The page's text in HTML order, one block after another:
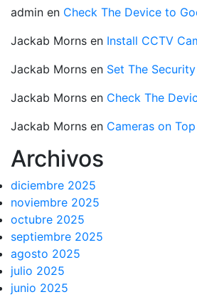
admin en Check The Device to
Jackab Morns en Install CCTV
Jackab Morns en Set The
Jackab Morns en Check The
Jackab Morns en Cameras on
Archivos
diciembre 2025
noviembre 2025
octubre 2025
septiembre 2025
agosto 2025
julio 2025
junio 2025